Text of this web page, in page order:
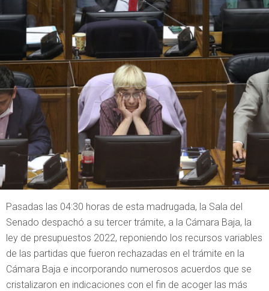
Pasadas las 04:30 horas de esta madrugada, la Sala del
Senado despachó a su tercer trámite, a la Cámara Baja, la
ley de presupuestos 2022, reponiendo los recursos variables
de las partidas que fueron rechazadas en el trámite en la
Cámara Baja e incorporando numerosos acuerdos que se
cristalizaron en indicaciones con el fin de acoger las más